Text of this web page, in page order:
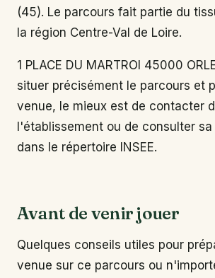
(45). Le parcours fait partie du
la région Centre-Val de Loire.
1 PLACE DU MARTROI 45000
situer précisément le parcours et
venue, le mieux est de contacter
l'établissement ou de consulter
dans le répertoire INSEE.
Avant de venir jouer
Quelques conseils utiles pour
venue sur ce parcours ou